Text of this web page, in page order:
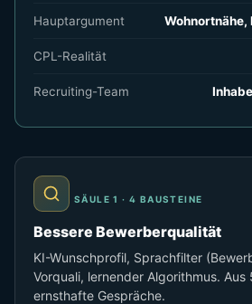
Hauptargument Wohnortnähe,
CPL-Realität
Recruiting-Team
SÄULE 1 · 4 BAUSTEINE
Bessere Bewerberqualität
KI-Wunschprofil, Sprachfilter
Vorquali, lernender Algorithmus. Aus
ernsthafte Gespräche.